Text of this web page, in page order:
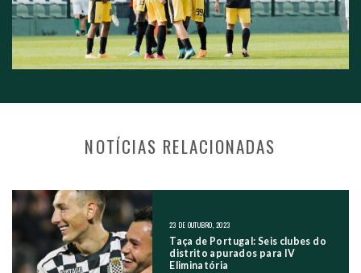
NOTÍCIAS RELACIONADAS
NAVEGAÇÃO NOS POSTS
23 DE OUTUBRO, 2023
Taça de Portugal: Seis clubes do
distrito apurados para IV
Eliminatória